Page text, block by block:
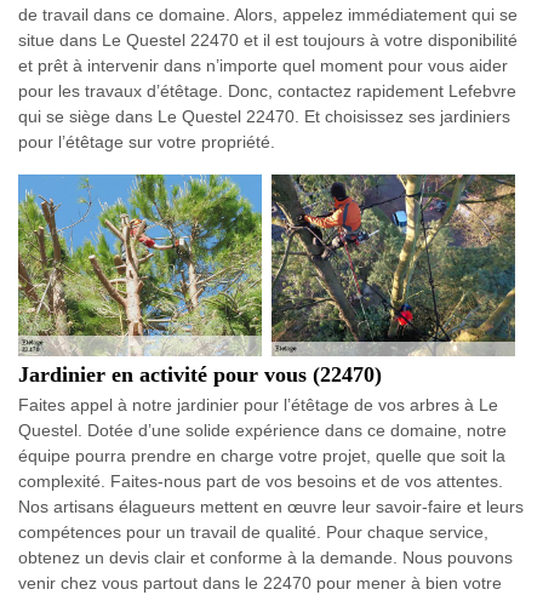
de travail dans ce domaine. Alors, appelez immédiatement qui se
situe dans Le Questel 22470 et il est toujours à votre disponibilité
et prêt à intervenir dans n’importe quel moment pour vous aider
pour les travaux d’étêtage. Donc, contactez rapidement Lefebvre
qui se siège dans Le Questel 22470. Et choisissez ses jardiniers
pour l’étêtage sur votre propriété.
Jardinier en activité pour vous (22470)
Faites appel à notre jardinier pour l’étêtage de vos arbres à Le
Questel. Dotée d’une solide expérience dans ce domaine, notre
équipe pourra prendre en charge votre projet, quelle que soit la
complexité. Faites-nous part de vos besoins et de vos attentes.
Nos artisans élagueurs mettent en œuvre leur savoir-faire et leurs
compétences pour un travail de qualité. Pour chaque service,
obtenez un devis clair et conforme à la demande. Nous pouvons
venir chez vous partout dans le 22470 pour mener à bien votre